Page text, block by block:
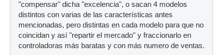
"compensar" dicha "excelencia", o sacan 4 modelos
distintos con varias de las características antes
mencionadas, pero distintas en cada modelo para que no
coincidan y así "repartir el mercado" y fraccionarlo en
controladoras más baratas y con más numero de ventas.